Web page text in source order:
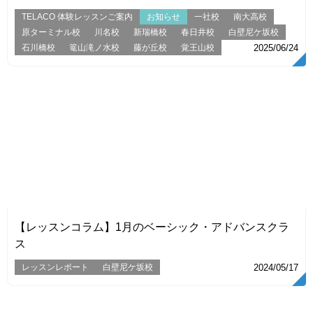
TELACO 体験レッスンご案内 お知らせ 一社校
南大高校
原ターミナル校
川名校 新瑞橋校 春日井校
白壁尼ケ坂校
石川橋校
篭山滝ノ水校 藤が丘校 覚王山校 2025/06/24
【レッスンコラム】1月のベーシック・アドバンスクラ
ス
レッスンレポート 白壁尼ケ坂校 2024/05/17